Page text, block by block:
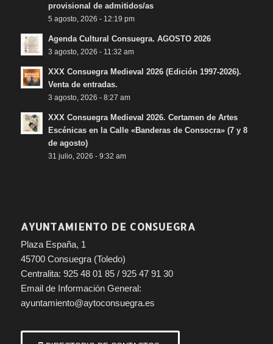
provisional de admitidos/as
5 agosto, 2026 - 12:19 pm
Agenda Cultural Consuegra. AGOSTO 2026
3 agosto, 2026 - 11:32 am
XXX Consuegra Medieval 2026 (Edición 1997-2026).
Venta de entradas.
3 agosto, 2026 - 8:27 am
XXX Consuegra Medieval 2026. Certamen de Artes
Escénicas en la Calle «Banderas de Consocra» (7 y 8
de agosto)
31 julio, 2026 - 9:32 am
AYUNTAMIENTO DE CONSUEGRA
Plaza España, 1
45700 Consuegra (Toledo)
Centralita: 925 48 01 85 / 925 47 91 30
Email de Información General:
ayuntamiento@aytoconsuegra.es